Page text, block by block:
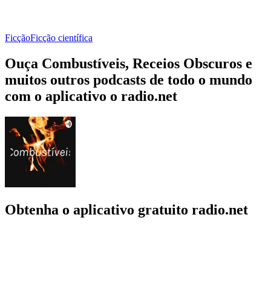
FicçãoFicção científica
Ouça Combustíveis, Receios Obscuros e
muitos outros podcasts de todo o mundo
com o aplicativo o radio.net
Obtenha o aplicativo gratuito radio.net